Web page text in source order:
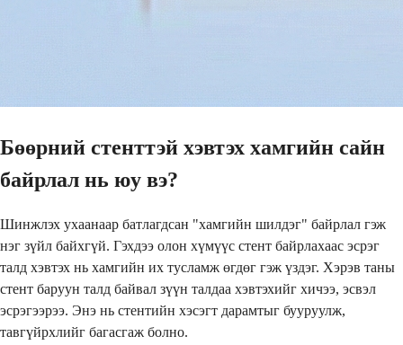
Бөөрний стенттэй хэвтэх хамгийн сайн
байрлал нь юу вэ?
Шинжлэх ухаанаар батлагдсан "хамгийн шилдэг" байрлал гэж
нэг зүйл байхгүй. Гэхдээ олон хүмүүс стент байрлахаас эсрэг
талд хэвтэх нь хамгийн их тусламж өгдөг гэж үздэг. Хэрэв таны
стент баруун талд байвал зүүн талдаа хэвтэхийг хичээ, эсвэл
эсрэгээрээ. Энэ нь стентийн хэсэгт дарамтыг бууруулж,
тавгүйрхлийг багасгаж болно.